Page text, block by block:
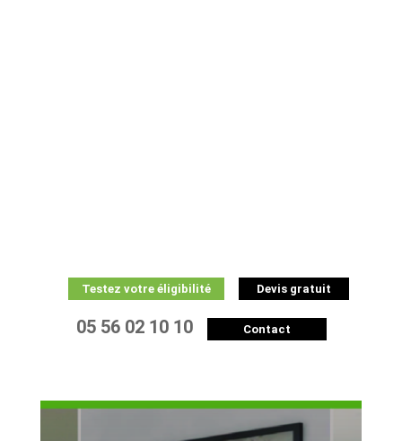
Testez votre éligibilité Devis gratuit
05 56 02 10 10 Contact